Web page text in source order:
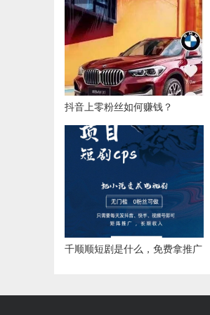
抖音上零粉丝如何赚钱？
千顺顺短剧是什么，免费拿推广